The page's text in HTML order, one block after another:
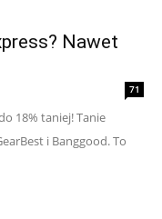
Nawet
71
18% taniej! Tanie
i Banggood. To